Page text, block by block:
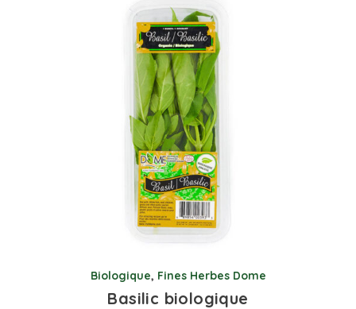
Biologique, Fines Herbes Dome
Basilic biologique